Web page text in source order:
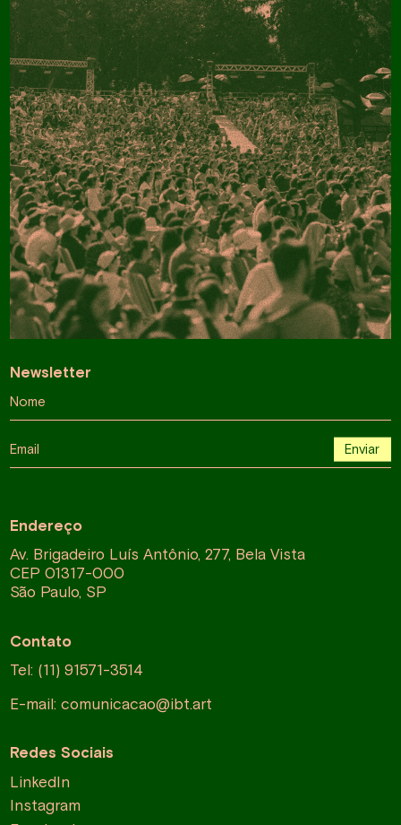
Endereço
Av. Brigadeiro Luís Antônio, 277, Bela Vista
CEP 01317-000
São Paulo, SP
Contato
Tel: (11) 91571-3514
E-mail: comunicacao@ibt.art
Newsletter
Nome
Email Enviar
Redes Sociais
LinkedIn
Instagram